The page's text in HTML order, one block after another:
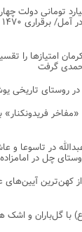
گذاری ۱۸۰ میلیارد
امتیازها را
گرفت
در روستای تاریخی
در تاسوعا
چل در
کهن‌ترین آیین‌های
گل‌باران و اشک